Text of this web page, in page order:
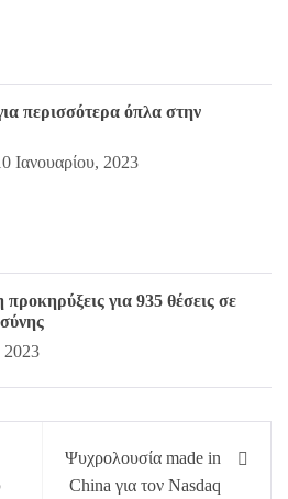
περισσότερα όπλα στην
Ιανουαρίου, 2023
για 935 θέσεις σε
2023
Ψυχρολουσία made in
China για τον Nasdaq